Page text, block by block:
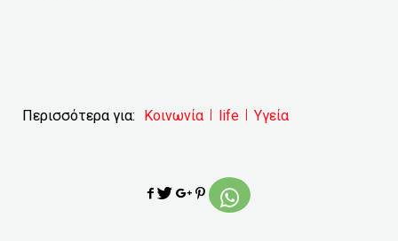
Περισσότερα για: Κοινωνία life Υγεία